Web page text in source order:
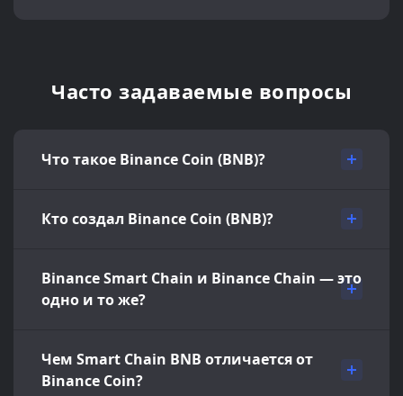
Часто задаваемые вопросы
Что такое Binance Coin (BNB)?
Кто создал Binance Coin (BNB)?
Binance Smart Chain и Binance Chain — это
одно и то же?
Чем Smart Chain BNB отличается от
Binance Coin?